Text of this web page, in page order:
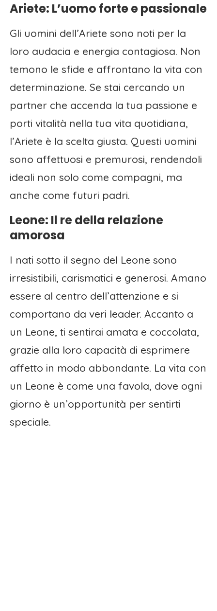
Ariete: L’uomo forte e passionale
Gli uomini dell’Ariete sono noti per la
loro audacia e energia contagiosa. Non
temono le sfide e affrontano la vita con
determinazione. Se stai cercando un
partner che accenda la tua passione e
porti vitalità nella tua vita quotidiana,
l’Ariete è la scelta giusta. Questi uomini
sono affettuosi e premurosi, rendendoli
ideali non solo come compagni, ma
anche come futuri padri.
Leone: Il re della relazione
amorosa
I nati sotto il segno del Leone sono
irresistibili, carismatici e generosi. Amano
essere al centro dell’attenzione e si
comportano da veri leader. Accanto a
un Leone, ti sentirai amata e coccolata,
grazie alla loro capacità di esprimere
affetto in modo abbondante. La vita con
un Leone è come una favola, dove ogni
giorno è un’opportunità per sentirti
speciale.